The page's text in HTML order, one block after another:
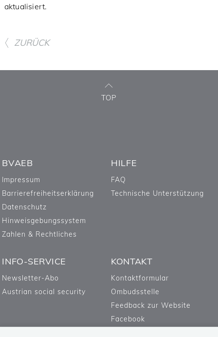
aktualisiert.
ZURÜCK
TOP
BVAEB
Impressum
Barrierefreiheitserklärung
Datenschutz
Hinweisgebungssystem
Zahlen & Rechtliches
HILFE
FAQ
Technische Unterstützung
INFO-SERVICE
Newsletter-Abo
Austrian social security
KONTAKT
Kontaktformular
Ombudsstelle
Feedback zur Website
Facebook